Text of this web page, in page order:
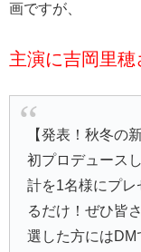
画ですが、
主演に吉岡里穂
【発表！秋冬の
初プロデュース
計を1名様にプ
るだけ！ぜひ皆
選した方には